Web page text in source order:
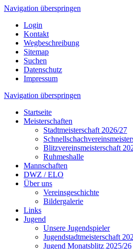
Navigation überspringen
Login
Kontakt
Wegbeschreibung
Sitemap
Suchen
Datenschutz
Impressum
Navigation überspringen
Startseite
Meisterschaften
Stadtmeisterschaft 2026/27
Blitzvereinsmeisterschaft
Ruhmeshalle
Mannschaften
DWZ / ELO
Über uns
Vereinsgeschichte
Bildergalerie
Links
Jugend
Unsere Jugendspieler
Jugendstadtmeisterschaft
Jugend Monatsblitz 2025/26